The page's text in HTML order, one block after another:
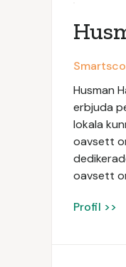
Husman
erbjuda
lokala
oavsett
oavsett
Profil >>